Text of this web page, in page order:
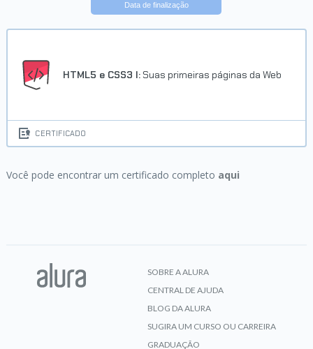
Data de finalização
HTML5 e CSS3 I: Suas primeiras páginas da Web
CERTIFICADO
Você pode encontrar um certificado completo aqui
SOBRE A ALURA
CENTRAL DE AJUDA
BLOG DA ALURA
SUGIRA UM CURSO OU CARREIRA
GRADUAÇÃO